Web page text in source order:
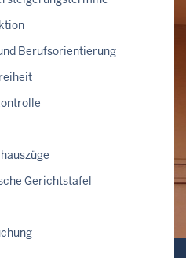
Berufsorientierung
Gerichtstafel